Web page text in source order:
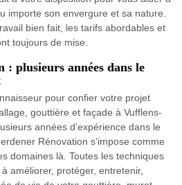
importe son envergure et sa nature.
bien fait, les tarifs abordables et
toujours de mise.
: plusieurs années dans le
pour confier votre projet
gouttière et façade à Vufflens-
années d’expérience dans le
Rénovation s’impose comme
domaines là. Toutes les techniques
améliorer, protéger, entretenir,